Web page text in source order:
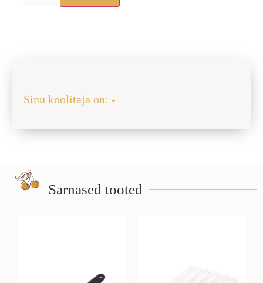
Sinu koolitaja on: -
Sarnased tooted